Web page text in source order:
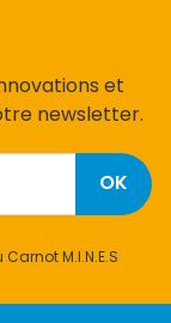
et
newsletter.
OK
M.I.N.E.S